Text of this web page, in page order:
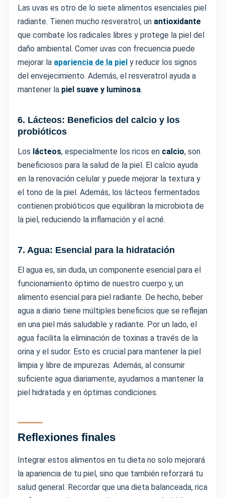
Las uvas es otro de lo siete alimentos esenciales piel
radiante. Tienen mucho resveratrol, un antioxidante
que combate los radicales libres y protege la piel del
daño ambiental. Comer uvas con frecuencia puede
mejorar la apariencia de la piel y reducir los signos
del envejecimiento. Además, el resveratrol ayuda a
mantener la piel suave y luminosa.
6. Lácteos: Beneficios del calcio y los
probióticos
Los lácteos, especialmente los ricos en calcio, son
beneficiosos para la salud de la piel. El calcio ayuda
en la renovación celular y puede mejorar la textura y
el tono de la piel. Además, los lácteos fermentados
contienen probióticos que equilibran la microbiota de
la piel, reduciendo la inflamación y el acné.
7. Agua: Esencial para la hidratación
El agua es, sin duda, un componente esencial para el
funcionamiento óptimo de nuestro cuerpo y, un
alimento esencial para piel radiante. De hecho, beber
agua a diario tiene múltiples beneficios que se reflejan
en una piel más saludable y radiante. Por un lado, el
agua facilita la eliminación de toxinas a través de la
orina y el sudor. Esto es crucial para mantener la piel
limpia y libre de impurezas. Además, al consumir
suficiente agua diariamente, ayudamos a mantener la
piel hidratada y en óptimas condiciones.
Reflexiones finales
Integrar estos alimentos en tu dieta no solo mejorará
la apariencia de tu piel, sino que también reforzará tu
salud general. Recordar que una dieta balanceada, rica